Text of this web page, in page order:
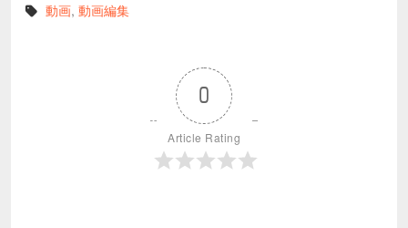
動画, 動画編集
0
Article Rating